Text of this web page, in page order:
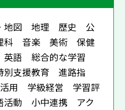
地図 地理 歴史 公
音楽 美術 保健
語 総合的な学習
支援教育 進路指
用 学級経営 学習評
動 小中連携 アク